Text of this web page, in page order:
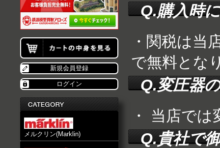
新規会員登録
ログイン
メルクリン(Marklin)
Q.購入時
・関税は当
で無料とな
Q.変圧器
・ 当店で
Q.貴社で